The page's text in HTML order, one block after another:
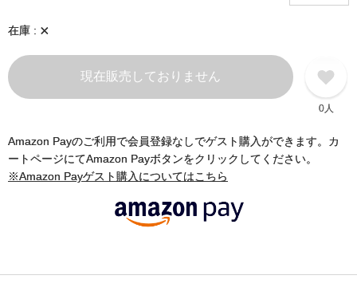
在庫 ×
現在販売しておりません
0人
Amazon Payのご利用で会員登録なしでゲスト購入ができます。カ
ートページにてAmazon Payボタンをクリックしてください。
※Amazon Payゲスト購入についてはこちら